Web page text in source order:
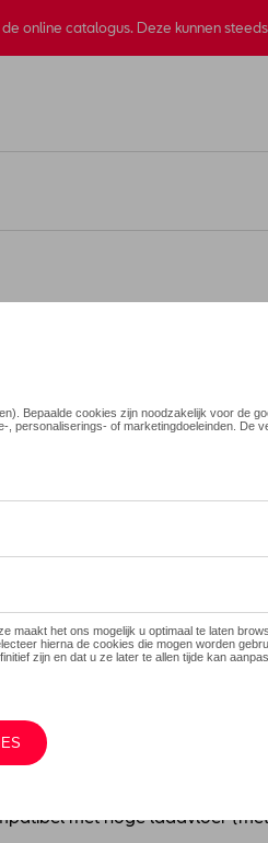
online catalogus. Deze kunnen
rigide) -
dan 5 stuks beschikbaar.
Contacteer
dozen, meubels...
flexibele kunststof
enkele lading u kunnen
(deze wordt op de
aan afmetingen in de
met hoge laadvloer (met